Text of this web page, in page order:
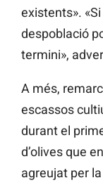
existents».
despoblació
termini»,
A més,
escassos
durant el
d’olives que
agreujat per